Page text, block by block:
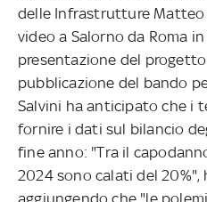
delle Infrastrutture Matteo
video a Salorno da Roma
presentazione del
pubblicazione del bando
Salvini ha anticipato che i
fornire i dati sul bilancio
fine anno: "Tra il
2024 sono calati del 20%",
aggiungendo che "le